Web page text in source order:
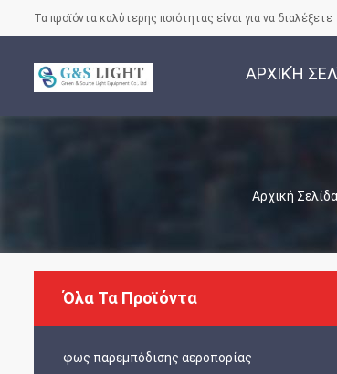
Τα προϊόντα καλύτερης ποιότητας είναι για να διαλέξετε
ΑΡΧΙΚΉ
Αρχική Σελίδα
Όλα Τα Προϊόντα
φως παρεμπόδισης αεροπορίας